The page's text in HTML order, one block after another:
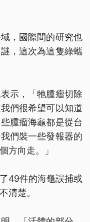
，國際間的研究也
，這次為這隻綠蠵
示，「牠腫瘤切除
們很希望可以知道
腫瘤海龜都是從台
們裝一些發報器的
方向走。」
49件的海龜誤捕或
清楚。